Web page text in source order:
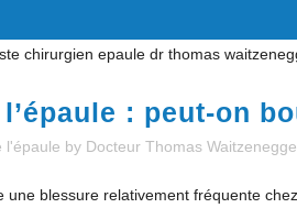
: peut-on
l'épaule by Docteur Thomas
une blessure relativement fréquente